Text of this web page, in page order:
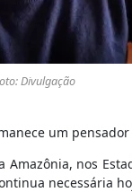
Divulgação
um
Amazônia, nos
necessária